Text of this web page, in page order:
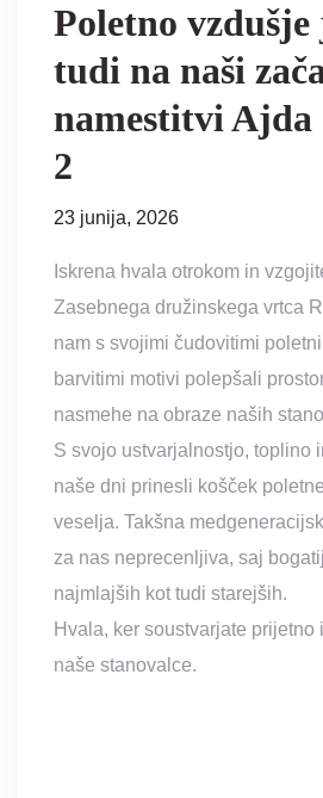
Poletno
tudi na naši
namestitvi Ajda
2
23 junija, 2026
Iskrena hvala otrokom in
Zasebnega družinskega vrtca
nam s svojimi čudovitimi
barvitimi motivi polepšali
nasmehe na obraze naših
S svojo ustvarjalnostjo, toplino
naše dni prinesli košček
veselja. Takšna
za nas neprecenljiva, saj
najmlajših kot tudi starejših.
Hvala, ker soustvarjate prijetno
naše stanovalce.